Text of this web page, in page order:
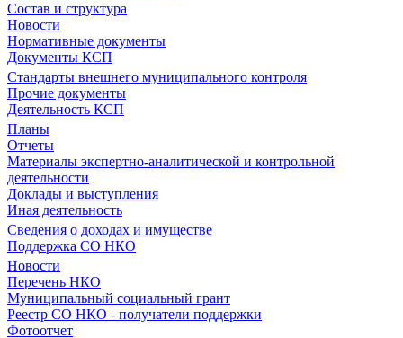
Состав и структура
Новости
Нормативные документы
Документы КСП
Стандарты внешнего муниципального контроля
Прочие документы
Деятельность КСП
Планы
Отчеты
Материалы экспертно-аналитической и контрольной
деятельности
Доклады и выступления
Иная деятельность
Сведения о доходах и имуществе
Поддержка СО НКО
Новости
Перечень НКО
Муниципальный социальный грант
Реестр СО НКО - получатели поддержки
Фотоотчет